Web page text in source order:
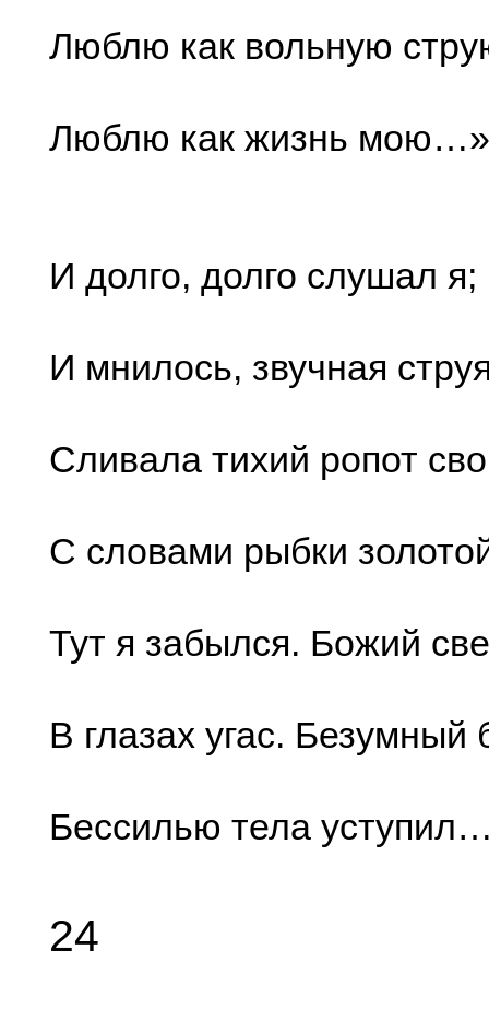
Люблю как вольную
Люблю как жизнь мою…»
И долго, долго слушал я;
И мнилось, звучная
Сливала тихий ропот
С словами рыбки
Тут я забылся. Божий
В глазах угас. Безумный
Бессилью тела
24